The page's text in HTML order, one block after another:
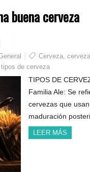
buena cerveza
Cerveza,
tipos de cerveza
TIPOS DE
Familia Ale: Se
cervezas que
maduración
LEER MÁS